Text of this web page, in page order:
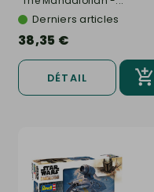
Derniers articles
38,35 €
DÉTAIL